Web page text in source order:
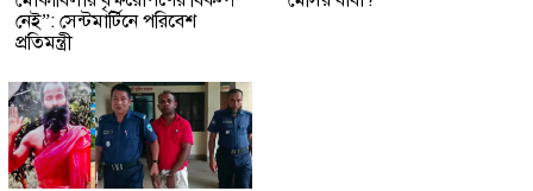
নেই”: সেন্টমার্টিনে পরিবেশ
প্রতিমন্ত্রী